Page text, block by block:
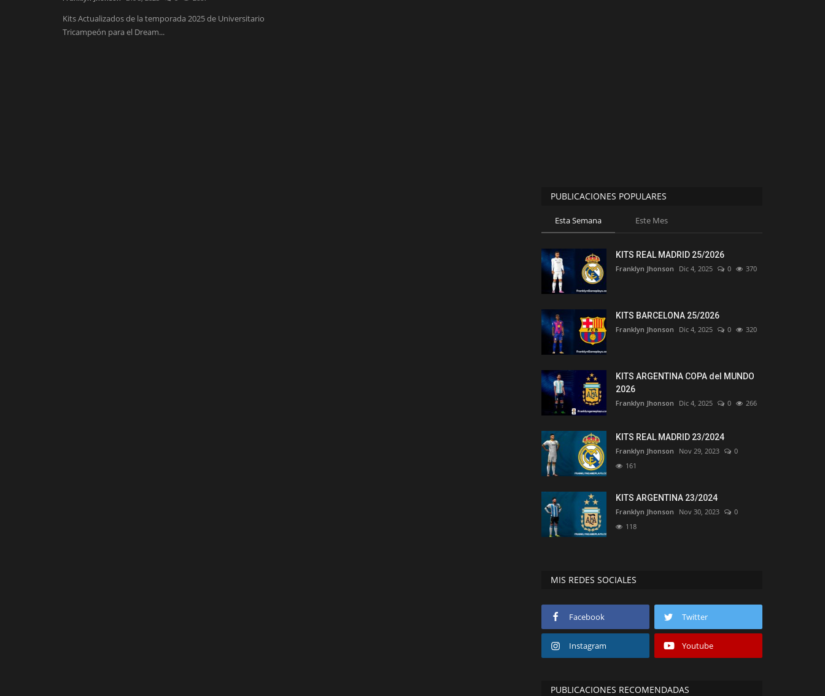
Kits Actualizados de la temporada 2025 de Universitario
Tricampeón para el Dream...
PUBLICACIONES POPULARES
Esta Semana Este Mes
KITS REAL MADRID 25/2026
Franklyn Jhonson Dic 4, 2025 0 370
KITS BARCELONA 25/2026
Franklyn Jhonson Dic 4, 2025 0 320
KITS ARGENTINA COPA del MUNDO
2026
Franklyn Jhonson Dic 4, 2025 0 266
KITS REAL MADRID 23/2024
Franklyn Jhonson Nov 29, 2023
0
161
KITS ARGENTINA 23/2024
Franklyn Jhonson Nov 30, 2023
0
118
MIS REDES SOCIALES
Facebook Twitter
Instagram Youtube
PUBLICACIONES RECOMENDADAS